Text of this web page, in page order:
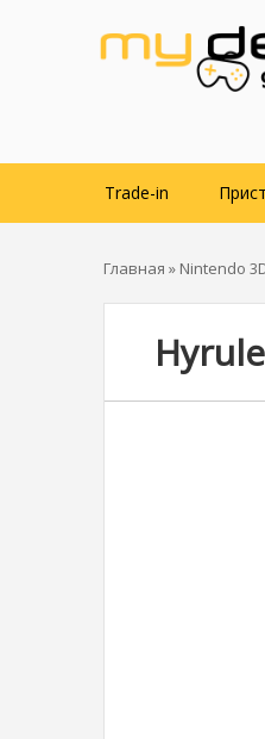
Trade-in
Главная » Nintendo